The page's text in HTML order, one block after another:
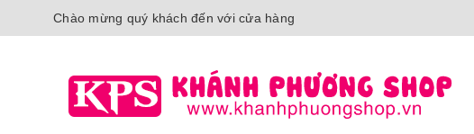
Chào mừng quý khách đến với cửa hàng